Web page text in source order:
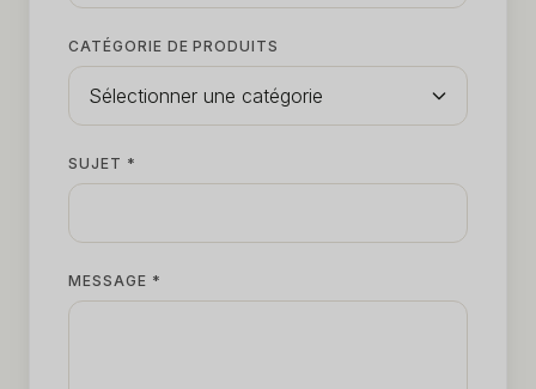
CATÉGORIE DE PRODUITS
SUJET *
MESSAGE *